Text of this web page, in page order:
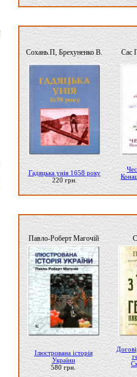
Сохань.П, Брехуненко В. Сас
Гадяцька унія 1658 року
220 грн.
Павло-Роберт Магочій
Ілюстрована історія
України
580 грн.